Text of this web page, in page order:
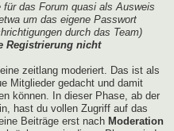
für das Forum quasi als Ausweis
um das eigene Passwort
durch das Team)
Registrierung nicht
zeitlang moderiert. Das ist als
Mitglieder gedacht und damit
können. In dieser Phase, ab der
hast du vollen Zugriff auf das
Beiträge erst nach Moderation